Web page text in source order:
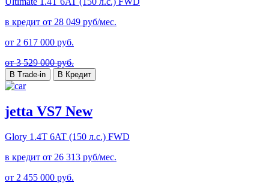
в кредит от 28 049 руб/мес.
от 2 617 000 руб.
от 3 529 000 руб.
В Trade-in В Кредит
jetta VS7 New
Glory 1.4T 6AT (150 л.с.) FWD
в кредит от 26 313 руб/мес.
от 2 455 000 руб.